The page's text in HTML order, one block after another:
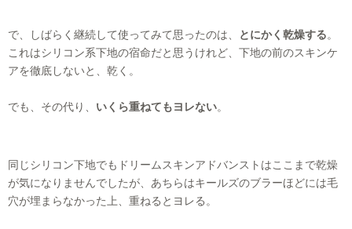
で、しばらく継続して使ってみて思ったのは、 とにかく乾燥する。
これはシリコン系下地の宿命だと思うけれど、下地の前のスキンケ
アを徹底しないと、乾く。
でも、その代り、 いくら重ねてもヨレない。
同じシリコン下地でもドリームスキンアドバンストはここまで乾燥
が気になりませんでしたが、あちらはキールズのブラーほどには毛
穴が埋まらなかった上、重ねるとヨレる。